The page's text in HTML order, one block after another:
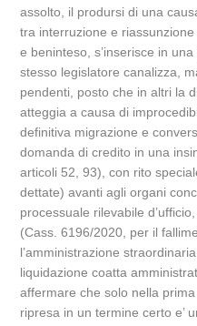
assolto, il prodursi di una
tra interruzione e
e beninteso, s’inserisce in
stesso legislatore canalizza,
pendenti, posto che in altri la
atteggia a causa di
definitiva migrazione e
domanda di credito in una
articoli 52, 93), con rito
dettate) avanti agli organi
processuale rilevabile
(Cass. 6196/2020, per il
l’amministrazione
liquidazione coatta
affermare che solo nella
ripresa in un termine certo e’